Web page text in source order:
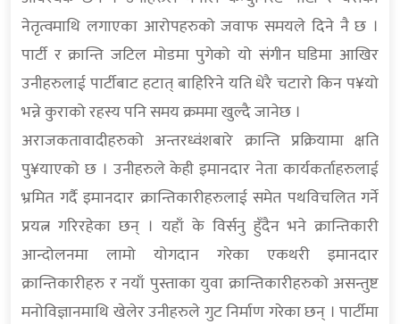
नेतृत्वमाथि लगाएका आरोपहरुको जवाफ समयले दिने नै छ ।
पार्टी र क्रान्ति जटिल मोडमा पुगेको यो संगीन घडिमा आखिर
उनीहरुलाई पार्टीबाट हटात् बाहिरिने यति धेरै चटारो किन प¥यो
भन्ने कुराको रहस्य पनि समय क्रममा खुल्दै जानेछ ।
अराजकतावादीहरुको अन्तरध्वंशबारे क्रान्ति प्रक्रियामा क्षति
पु¥याएको छ । उनीहरुले केही इमानदार नेता कार्यकर्ताहरुलाई
भ्रमित गर्दै इमानदार क्रान्तिकारीहरुलाई समेत पथविचलित गर्ने
प्रयत्न गरिरहेका छन् । यहाँ के विर्सनु हुँदैन भने क्रान्तिकारी
आन्दोलनमा लामो योगदान गरेका एकथरी इमानदार
क्रान्तिकारीहरु र नयाँ पुस्ताका युवा क्रान्तिकारीहरुको असन्तुष्ट
मनोविज्ञानमाथि खेलेर उनीहरुले गुट निर्माण गरेका छन् । पार्टीमा